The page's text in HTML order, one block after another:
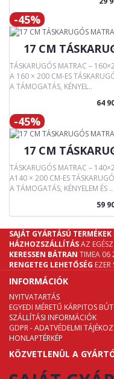
-45%
17 CM
TÁSKARUGÓS MATRAC –
A 160 × 200 CM-ES
A TÁMOGATÁS, KÉNYEL..
64
-45%
17 CM
TÁSKARUGÓS MATRAC –
A140 × 200 CM-ES
A TÁMOGATÁS, KÉNYELEM ÉS ..
59
SAJÁT GYÁRTÁSÚ TERMÉKEK
HÁZHOZSZÁLLÍTÁSAZ
KERESSEN BÁTRAN TIMEA 06
RENGETEG LEHETŐSÉG
INFORMÁCIÓK
NYITVATARTÁS
EGYEDI MÉRETŰ KÁRPITOS
SZÁLLÍTÁSI INFORMÁCIÓK
GDPR - ADATVÉDELMI
HONLAPTÉRKÉP
KÖZVETLENÜL A